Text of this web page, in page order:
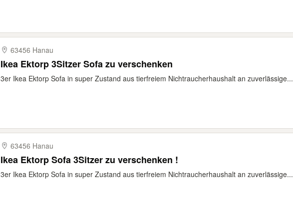
63456 Hanau
Ikea Ektorp 3Sitzer Sofa zu verschenken
3er Ikea Ektorp Sofa in super Zustand aus tierfreiem Nichtraucherhaushalt an zuverlässige...
63456 Hanau
Ikea Ektorp Sofa 3Sitzer zu verschenken !
3er Ikea Ektorp Sofa in super Zustand aus tierfreiem Nichtraucherhaushalt an zuverlässige...